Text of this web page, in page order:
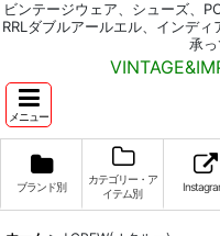
ビンテージウェア、シューズ、
RRLダブルアールエル、インデ
承っ
メニュー
ブランド別
カテゴリー・ア
イテム別